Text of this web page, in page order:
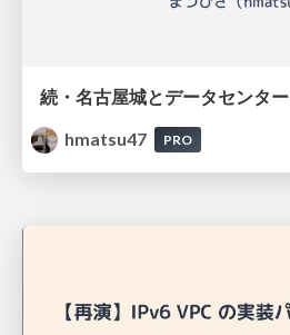
続・名古屋城とデータセンター
hmatsu47
PRO